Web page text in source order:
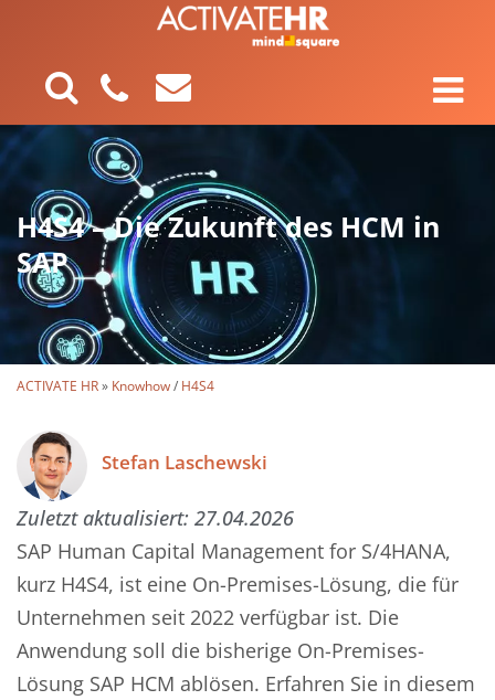
H4S4 – Die Zukunft des HCM in
SAP
ACTIVATE HR» Knowhow/ H4S4
Stefan Laschewski
Zuletzt aktualisiert: 27.04.2026
SAP Human Capital Management for S/4HANA,
kurz H4S4, ist eine On-Premises-Lösung, die für
Unternehmen seit 2022 verfügbar ist. Die
Anwendung soll die bisherige On-Premises-
Lösung SAP HCM ablösen. Erfahren Sie in diesem